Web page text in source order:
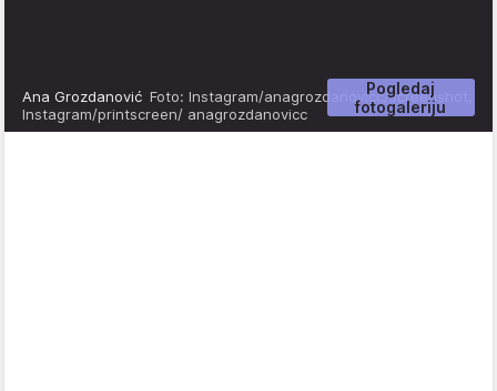
Pogledaj
fotogaleriju
Ana Grozdanović Foto: Instagram/anagrozdanovicc/screenshot,
Instagram/printscreen/ anagrozdanovicc